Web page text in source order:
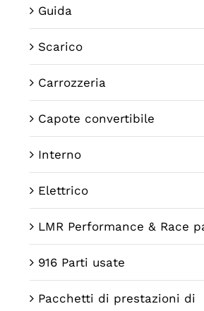
Guida
Scarico
Carrozzeria
Capote convertibile
Interno
Elettrico
LMR Performance & Race
916 Parti usate
Pacchetti di prestazioni di